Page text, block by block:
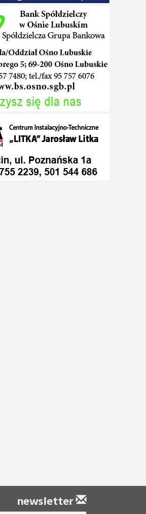
newsletter